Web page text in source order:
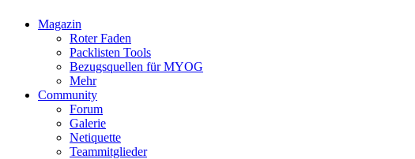
Magazin
Roter Faden
Packlisten Tools
Bezugsquellen für MYOG
Mehr
Community
Forum
Galerie
Netiquette
Teammitglieder